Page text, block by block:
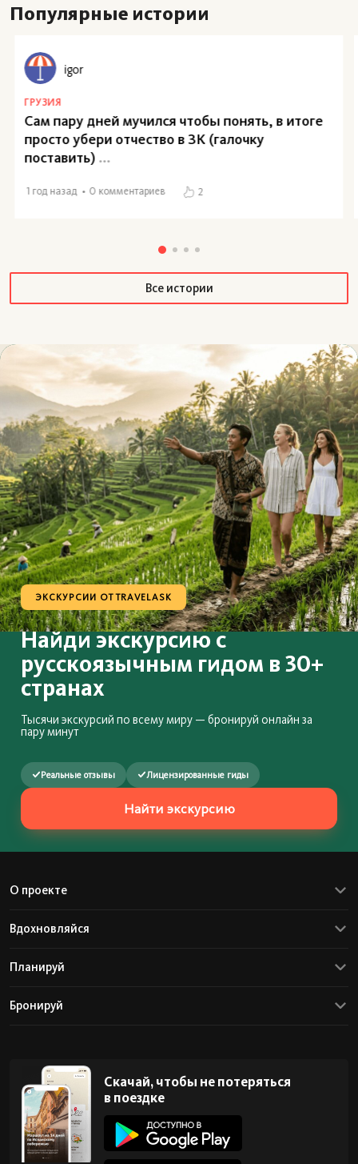
Популярные истории
igor
ГРУЗИЯ
Сам пару дней мучился чтобы понять, в итоге
просто убери отчество в ЗК (галочку
поставить) ...
1 год назад 0 комментариев 2
Все истории
ЭКСКУРСИИ ОТ TRAVELASK
Найди экскурсию с
русскоязычным гидом в 30+
странах
Найти экскурсию
Реальные отзывы Лицензированные гиды
О проекте
Вдохновляйся
Планируй
Бронируй
Скачай, чтобы не потеряться
в поездке